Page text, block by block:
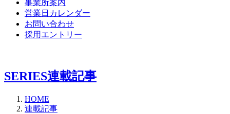
事業所案内
営業日カレンダー
お問い合わせ
採用エントリー
SERIES連載記事
HOME
連載記事